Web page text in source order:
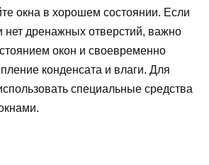
окна в хорошем состоянии. Если
нет дренажных отверстий, важно
окон и своевременно
конденсата и влаги. Для
специальные средства